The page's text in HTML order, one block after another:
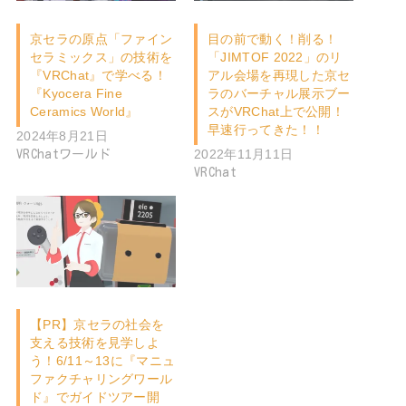
京セラの原点「ファイン
セラミックス」の技術を
『VRChat』で学べる！
『Kyocera Fine
Ceramics World』
2024年8月21日
VRChatワールド
目の前で動く！削る！
「JIMTOF 2022」のリ
アル会場を再現した京セ
ラのバーチャル展示ブー
スがVRChat上で公開！
早速行ってきた！！
2022年11月11日
VRChat
【PR】京セラの社会を
支える技術を見学しよ
う！6/11～13に『マニュ
ファクチャリングワール
ド』でガイドツアー開